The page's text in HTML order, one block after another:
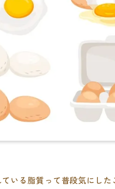
いる脂質って普段気にし